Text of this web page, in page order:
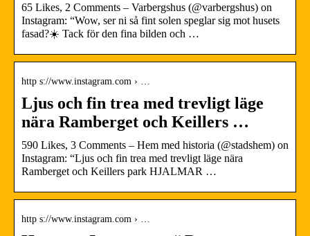
65 Likes, 2 Comments – Varbergshus (@varbergshus) on
Instagram: “Wow, ser ni så fint solen speglar sig mot husets
fasad?☀️ Tack för den fina bilden och …
http s://www.instagram.com › …
Ljus och fin trea med trevligt läge
nära Ramberget och Keillers …
590 Likes, 3 Comments – Hem med historia (@stadshem) on
Instagram: “Ljus och fin trea med trevligt läge nära
Ramberget och Keillers park HJALMAR …
http s://www.instagram.com › …